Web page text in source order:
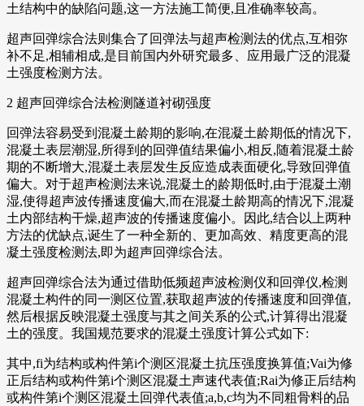
土结构中的缺陷问题,这一方法施工简便,且准确率较高。
超声回弹综合法则集合了回弹法与超声检测法的优点,互相弥
补不足,相辅相成,是目前国内外研究最多、应用最广泛的混凝
土强度检测方法。
2 超声回弹综合法检测隧道衬砌强度
回弹法容易受到混凝土龄期的影响,在混凝土龄期低的情况下,
混凝土表层潮湿,所得到的回弹值结果偏小,相反,随着混凝土龄
期的不断增大,混凝土表层发生反应造成表面硬化,导致回弹值
偏大。对于超声检测法来说,混凝土的龄期低时,由于混凝土潮
湿,使得超声波传播速度偏大,而在混凝土龄期高的情况下,混凝
土内部结构干燥,超声波的传播速度偏小。因此,结合以上两种
方法的优缺点,诞生了一种全新的、更加高效、精度更高的混
凝土强度检测法,即为超声回弹综合法。
超声回弹综合法为通过借助低频超声波检测仪和回弹仪,检测
混凝土构件的同一测区位置,获取超声波的传播速度和回弹值,
然后根据反映混凝土强度与其之间关系的公式,计算得出混凝
土的强度。我国规范要求的混凝土强度计算公式如下:
其中,fi为结构或构件第i个测区混凝土抗压强度换算值;Vai为修
正后结构或构件第i个测区混凝土声速代表值;Rai为修正后结构
或构件第i个测区混凝土回弹代表值;a,b,c均为不同粗骨料的品